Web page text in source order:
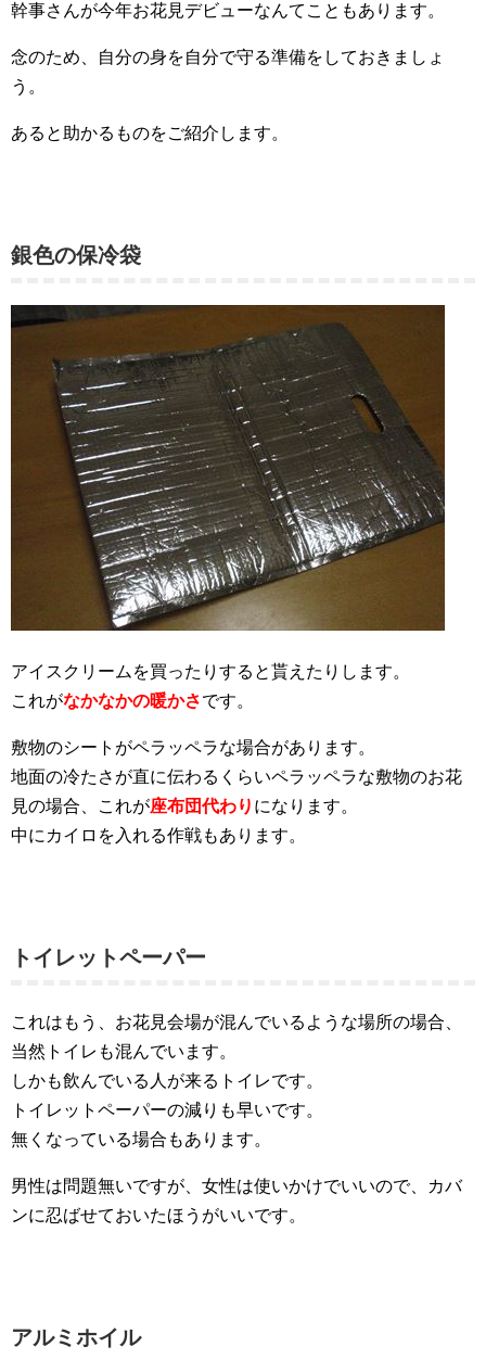
幹事さんが今年お花見デビューなんてこともあります。
念のため、自分の身を自分で守る準備をしておきましょ
う。
あると助かるものをご紹介します。
銀色の保冷袋
アイスクリームを買ったりすると貰えたりします。
これがなかなかの暖かさです。
敷物のシートがペラッペラな場合があります。
地面の冷たさが直に伝わるくらいペラッペラな敷物のお花
見の場合、これが座布団代わり になります。
中にカイロを入れる作戦もあります。
トイレットペーパー
これはもう、お花見会場が混んでいるような場所の場合、
当然トイレも混んでいます。
しかも飲んでいる人が来るトイレです。
トイレットペーパーの減りも早いです。
無くなっている場合もあります。
男性は問題無いですが、女性は使いかけでいいので、カバ
ンに忍ばせておいたほうがいいです。
アルミホイル